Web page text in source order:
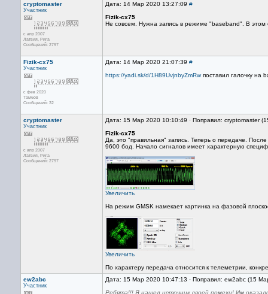
cryptomaster
Участник
с апр 2007
Латвия, Рига
Сообщений: 2797
Дата: 14 Мар 2020 13:27:09 #
Fizik-cx75
Не совсем. Нужна запись в режиме "baseband". В этом
Fizik-cx75
Участник
с фев 2020
Тамбов
Сообщений: 32
Дата: 14 Мар 2020 21:07:39 #
https://yadi.sk/d/1H89UvjnbyZmRwпоставил галочку на
cryptomaster
Участник
с апр 2007
Латвия, Рига
Сообщений: 2797
Дата: 15 Мар 2020 10:10:49 · Поправил: cryptomaster
Fizik-cx75
Да, это "правильная" запись. Теперь о передаче.
9600 бод. Начало сигналов имеет характерную
Увеличить
На режим GMSK намекает картинка на фазовой
Увеличить
По характеру передача относится к телеметрии,
ew2abc
Участник
Дата: 15 Мар 2020 10:47:13 · Поправил: ew2abc (15
Ребята!!! Я нашел источник своей помехи! Им